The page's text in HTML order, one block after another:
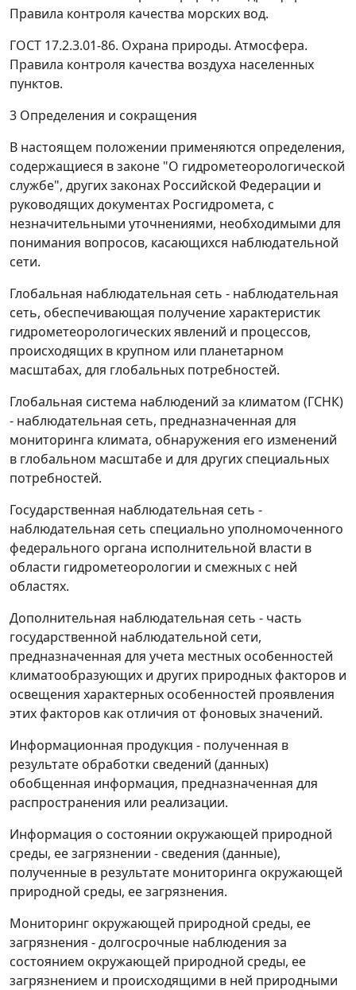
Правила контроля качества морских вод.
ГОСТ 17.2.3.01-86. Охрана природы. Атмосфера.
Правила контроля качества воздуха населенных
пунктов.
3 Определения и сокращения
В настоящем положении применяются определения,
содержащиеся в законе "О гидрометеорологической
службе", других законах Российской Федерации и
руководящих документах Росгидромета, с
незначительными уточнениями, необходимыми для
понимания вопросов, касающихся наблюдательной
сети.
Глобальная наблюдательная сеть - наблюдательная
сеть, обеспечивающая получение характеристик
гидрометеорологических явлений и процессов,
происходящих в крупном или планетарном
масштабах, для глобальных потребностей.
Глобальная система наблюдений за климатом (ГСНК)
- наблюдательная сеть, предназначенная для
мониторинга климата, обнаружения его изменений
в глобальном масштабе и для других специальных
потребностей.
Государственная наблюдательная сеть -
наблюдательная сеть специально уполномоченного
федерального органа исполнительной власти в
области гидрометеорологии и смежных с ней
областях.
Дополнительная наблюдательная сеть - часть
государственной наблюдательной сети,
предназначенная для учета местных особенностей
климатообразующих и других природных факторов и
освещения характерных особенностей проявления
этих факторов как отличия от фоновых значений.
Информационная продукция - полученная в
результате обработки сведений (данных)
обобщенная информация, предназначенная для
распространения или реализации.
Информация о состоянии окружающей природной
среды, ее загрязнении - сведения (данные),
полученные в результате мониторинга окружающей
природной среды, ее загрязнения.
Мониторинг окружающей природной среды, ее
загрязнения - долгосрочные наблюдения за
состоянием окружающей природной среды, ее
загрязнением и происходящими в ней природными